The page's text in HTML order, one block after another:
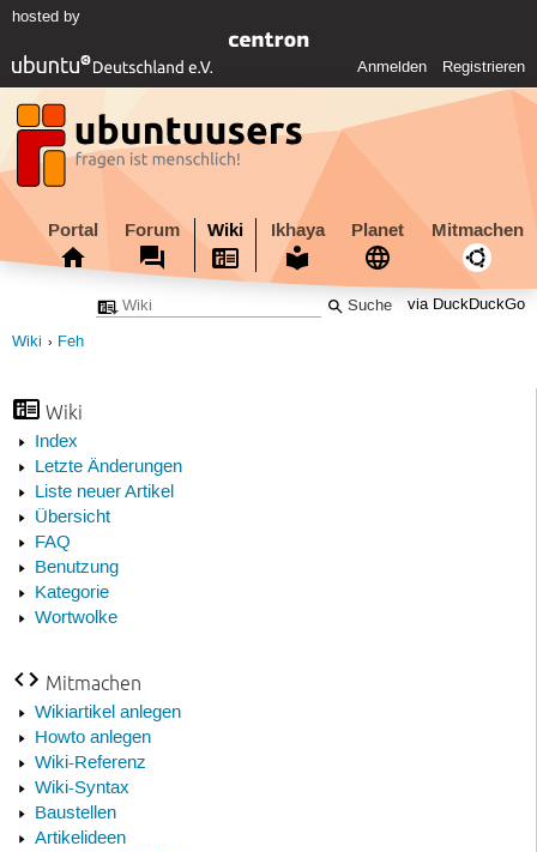
hosted by
Anmelden Registrieren
Portal Forum Wiki Ikhaya Planet Mitmachen
via DuckDuckGo
Wiki Feh
Wiki
Index
Letzte Änderungen
Liste neuer Artikel
Übersicht
FAQ
Benutzung
Kategorie
Wortwolke
Mitmachen
Wikiartikel anlegen
Howto anlegen
Wiki-Referenz
Wiki-Syntax
Baustellen
Artikelideen